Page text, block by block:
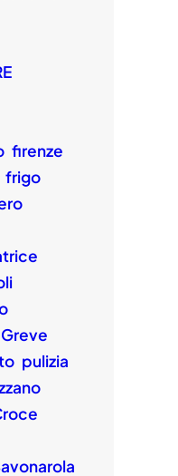
firenze
frigo
pulizia